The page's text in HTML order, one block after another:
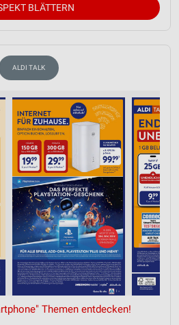
BLÄTTERN
ALDI TALK
Themen entdecken!